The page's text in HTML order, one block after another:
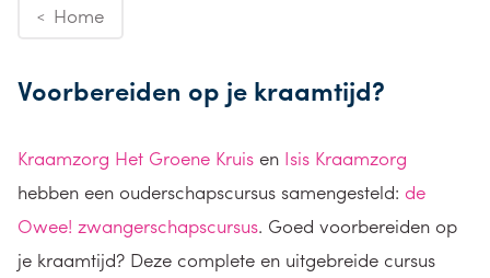
< Home
Voorbereiden op je kraamtijd?
Kraamzorg Het Groene Kruis en Isis Kraamzorg
hebben een ouderschapscursus samengesteld: de
Owee! zwangerschapscursus. Goed voorbereiden op
je kraamtijd? Deze complete en uitgebreide cursus